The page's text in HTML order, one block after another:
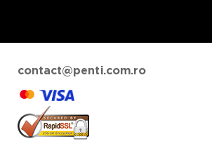
contact@penti.com.ro